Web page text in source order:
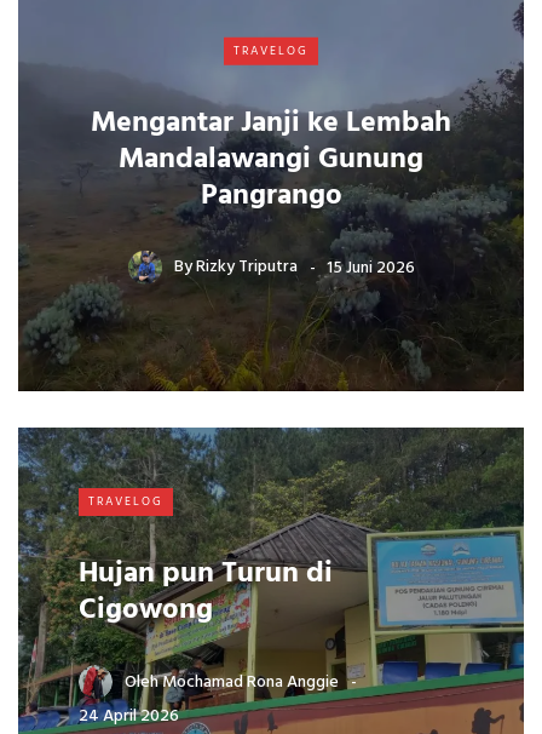
TRAVELOG
Mengantar Janji ke Lembah
Mandalawangi Gunung
Pangrango
ByRizky Triputra 15 Juni 2026
TRAVELOG
Hujan pun Turun di
Cigowong
OlehMochamad Rona Anggie
24 April 2026